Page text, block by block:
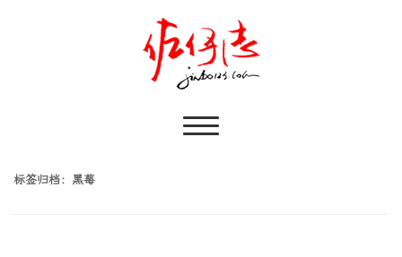
标签归档： 黑莓